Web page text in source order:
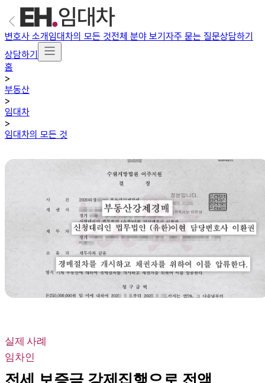
변호사 소개임대차의 모든 것전체 분야 보기자주 묻는 질문상담하기
상담하기
홈
>
부동산
>
임대차
>
임대차의 모든 것
실제 사례
임차인